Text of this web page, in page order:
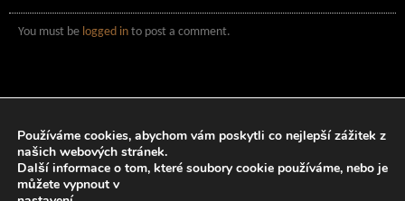
You must be logged in to post a comment.
Používáme cookies, abychom vám poskytli co nejlepší zážitek z
našich webových stránek.
Další informace o tom, které soubory cookie používáme, nebo je
můžete vypnout v